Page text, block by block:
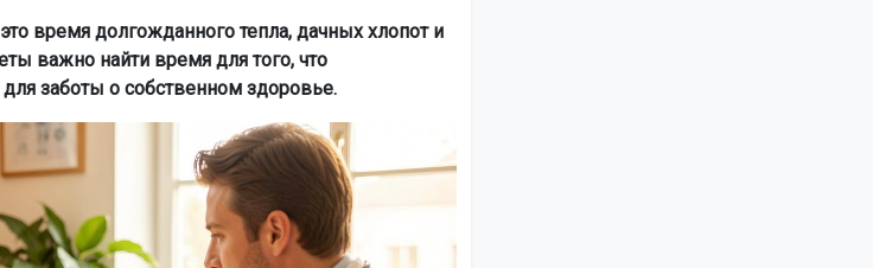
время долгожданного тепла, дачных хлопот и
важно найти время для того, что
заботы о собственном здоровье.